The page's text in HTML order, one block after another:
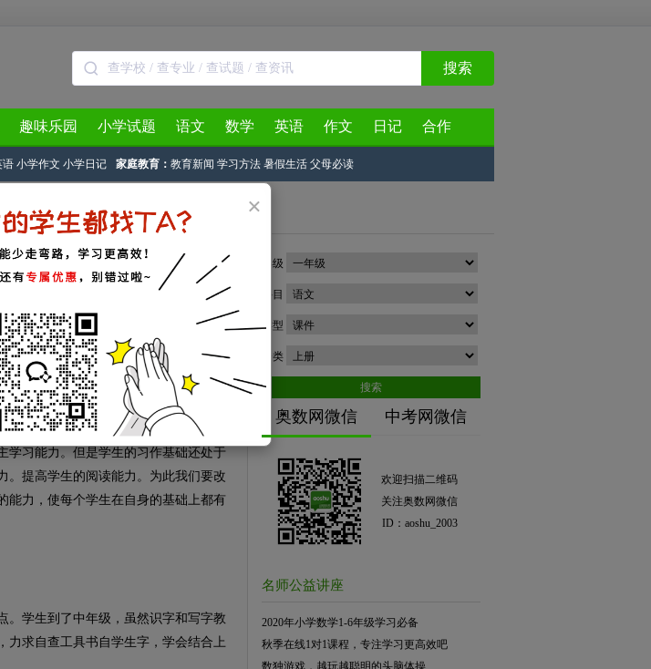
×
搜索
趣味乐园 小学试题 语文 数学 英语 作文 日记 合作
语 小学作文 小学日记 家庭教育： 教育新闻 学习方法 暑假生活 父母必读
学计划
四年级上册 教学计划
习能力。但是学生的习作基础还处于
。提高学生的阅读能力。为此我们要改
能力，使每个学生在自身的基础上都有
学生到了中年级，虽然识字和写字教
力求自查工具书自学生字，学会结合上
年级
科目
类型
分类
搜索
奥数网微信 中考网微信
欢迎扫描二维码
关注奥数网微信
ID：aoshu_2003
名师公益讲座
2020年小学数学1-6年级学习必备
秋季在线1对1课程，专注学习更高效吧
数独游戏，越玩越聪明的头脑体操